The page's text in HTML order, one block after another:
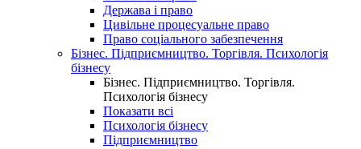
Держава і право
Цивільне процесуальне право
Право соціального забезпечення
Бізнес. Підприємництво. Торгівля. Психологія
бізнесу
Бізнес. Підприємництво. Торгівля.
Психологія бізнесу
Показати всі
Психологія бізнесу
Підприємництво